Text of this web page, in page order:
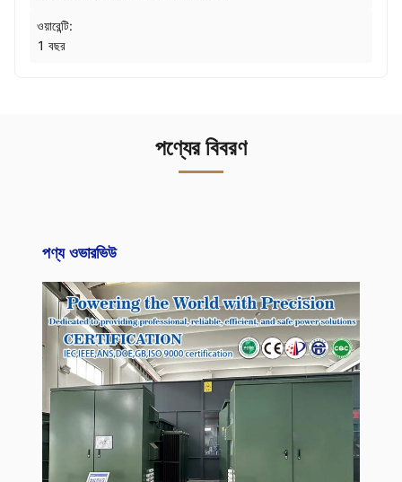
ওয়ারেন্টি:
1 বছর
পণ্যের বিবরণ
পণ্য ওভারভিউ